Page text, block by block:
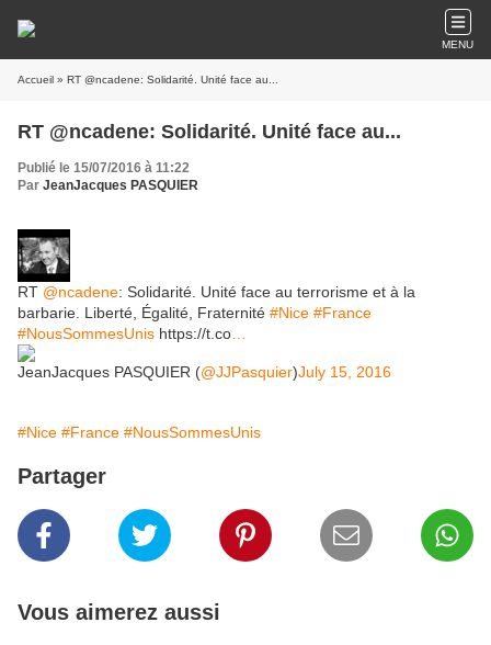
MENU
Accueil » RT @ncadene: Solidarité. Unité face au...
RT @ncadene: Solidarité. Unité face au...
Publié le 15/07/2016 à 11:22
Par JeanJacques PASQUIER
RT @ncadene: Solidarité. Unité face au terrorisme et à la
barbarie. Liberté, Égalité, Fraternité #Nice #France
#NousSommesUnis https://t.co
JeanJacques PASQUIER (@JJPasquier)July 15, 2016
#Nice #France #NousSommesUnis
Partager
Vous aimerez aussi